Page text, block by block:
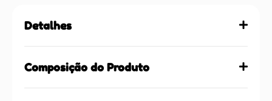
Detalhes
Composição do Produto